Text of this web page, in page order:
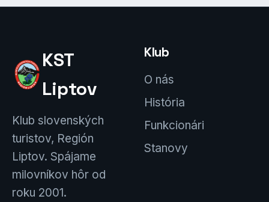
KST
Liptov
Klub slovenských
turistov, Región
Liptov. Spájame
milovníkov hôr od
roku 2001.
Klub
O nás
História
Funkcionári
Stanovy